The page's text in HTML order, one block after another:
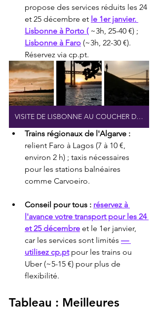
propose des services réduits les 24
et 25 décembre et le 1er janvier.
Lisbonne à Porto ( ~3h, 25-40 €) ;
Lisbonne à Faro (~3h, 22-30 €).
Réservez via cp.pt.
VISITE DE LISBONNE AU COUCHER DU SOLEIL EN BATEAU
Trains régionaux de l'Algarve :
relient Faro à Lagos (7 à 10 €,
environ 2 h) ; taxis nécessaires
pour les stations balnéaires
comme Carvoeiro.
Conseil pour tous : réservez à
l'avance votre transport pour les 24
et 25 décembre et le 1er janvier,
car les services sont limités —
utilisez cp.pt pour les trains ou
Uber (~5-15 €) pour plus de
flexibilité.
Tableau : Meilleures